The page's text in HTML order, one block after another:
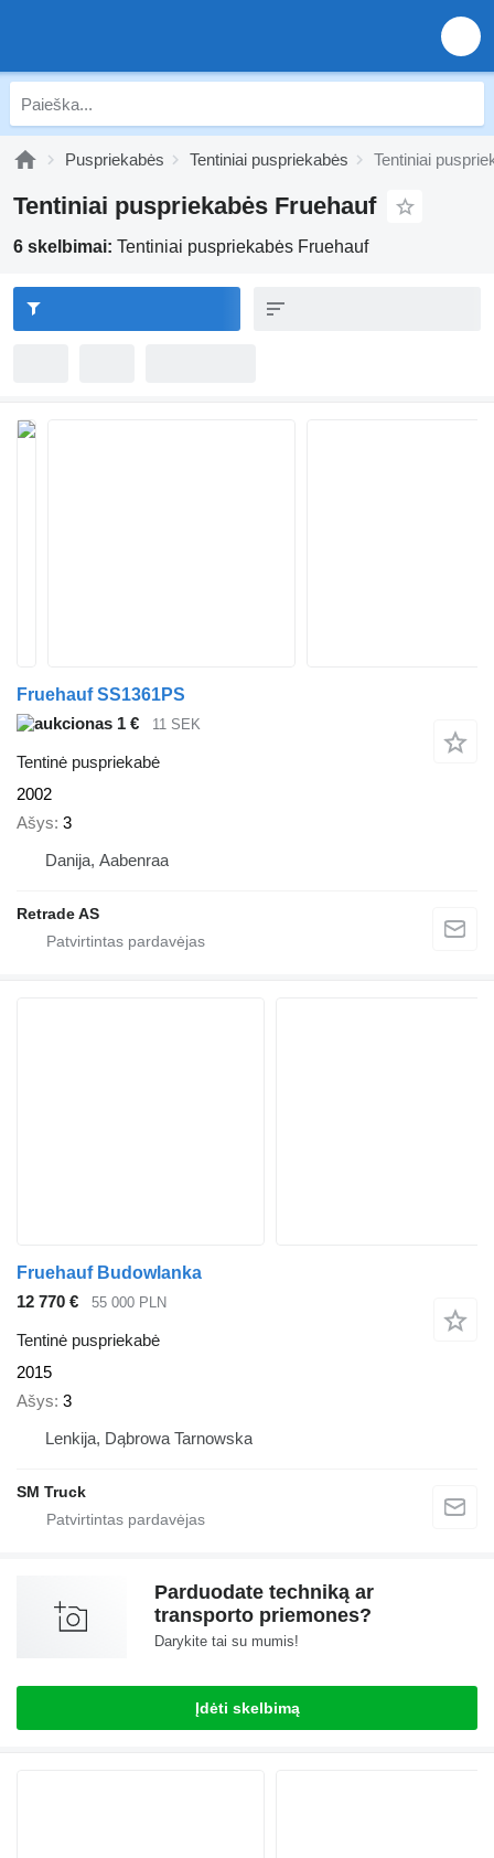
Puspriekabės Tentiniai puspriekabės Tentiniai
Tentiniai puspriekabės Fruehauf
6 skelbimai: Tentiniai puspriekabės Fruehauf
Fruehauf SS1361PS
1 €
11 SEK
Tentinė puspriekabė
2002
Ašys 3
Danija, Aabenraa
Retrade AS
Fruehauf Budowlanka
12 770 €
55 000 PLN
Tentinė puspriekabė
2015
Ašys 3
Lenkija, Dąbrowa Tarnowska
SM Truck
Parduodate techniką ar
transporto priemones?
Darykite tai su mumis!
Įdėti skelbimą